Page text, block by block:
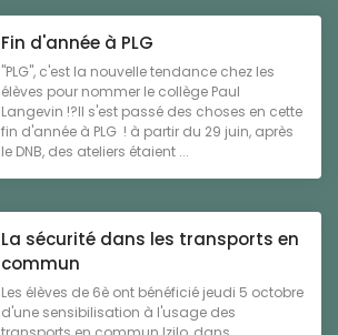
Fin d'année à PLG
"PLG", c'est la nouvelle tendance chez les
élèves pour nommer le collège Paul
Langevin !?Il s'est passé des choses en cette
fin d'année à PLG ! à partir du 29 juin, après
le DNB, des ateliers étaient ...
La sécurité dans les transports en
commun
Les élèves de 6è ont bénéficié jeudi 5 octobre
d'une sensibilisation à l'usage des